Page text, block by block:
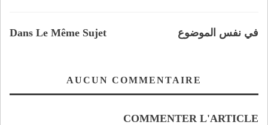
Dans Le Même Sujet في نفس الموضوع
AUCUN COMMENTAIRE
COMMENTER L'ARTICLE